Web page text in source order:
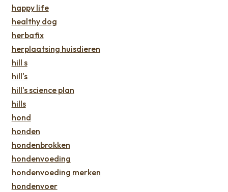
happy life
healthy dog
herbafix
herplaatsing huisdieren
hill s
hill's
hill's science plan
hills
hond
honden
hondenbrokken
hondenvoeding
hondenvoeding merken
hondenvoer